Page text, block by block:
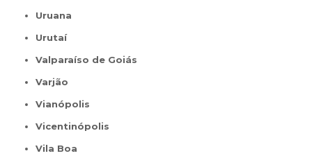
Uruana
Urutaí
Valparaíso de Goiás
Varjão
Vianópolis
Vicentinópolis
Vila Boa